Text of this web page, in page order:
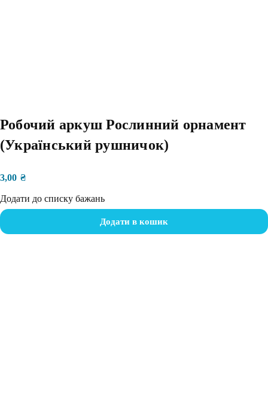
Робочий аркуш Рослинний орнамент
(Український рушничок)
3,00 ₴
Додати до списку бажань
Додати в кошик